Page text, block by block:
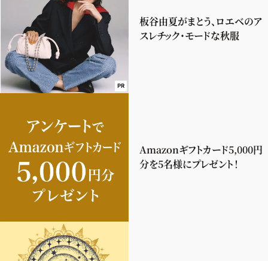
PR
板谷由夏がまとう、ロエベのア
スレチック・モードな秋服
Amazonギフトカード5,000円
分を5名様にプレゼント！